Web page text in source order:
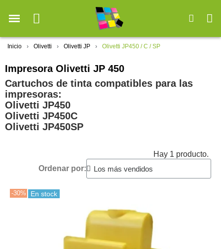
Inicio Olivetti Olivetti JP Olivetti JP450 / C / SP
Impresora Olivetti JP 450
Cartuchos de tinta compatibles para las
impresoras:
Olivetti JP450
Olivetti JP450C
Olivetti JP450SP
Hay 1 producto.
Ordenar por:
-30% En stock